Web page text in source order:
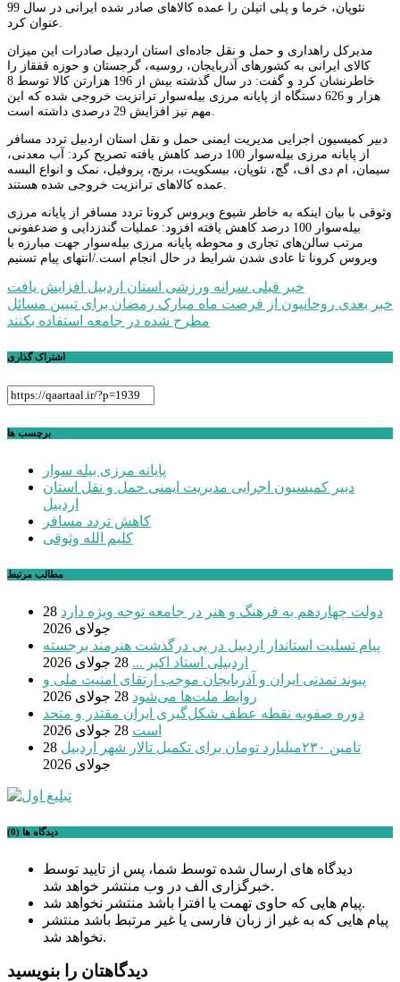
نئوپان، خرما و پلی اتیلن را عمده کالاهای صادر شده ایرانی در سال 99
مدیرکل راهداری و حمل و نقل جاده‌ای استان اردبیل صادرات این میزان
کالای ایرانی به کشورهای آذربایجان، روسیه، گرجستان و حوزه قفقاز را
خاطرنشان کرد و گفت: در سال گذشته بیش از 196 هزارتن کالا توسط 8
هزار و 626 دستگاه از پایانه مرزی بیله‌سوار ترانزیت خروجی شده که این
دبیر کمیسیون اجرایی مدیریت ایمنی حمل و نقل استان اردبیل تردد مسافر
از پایانه مرزی بیله‌سوار 100 درصد کاهش یافته تصریح کرد: آب معدنی،
سیمان، ام دی اف، گچ، نئوپان، بیسکویت، برنج، پروفیل، نمک و انواع البسه
وثوقی با بیان اینکه به خاطر شیوع ویروس کرونا تردد مسافر از پایانه مرزی
بیله‌سوار 100 درصد کاهش یافته افزود: عملیات گندزدایی و ضدعفونی
مرتب سالن‌های تجاری و محوطه پایانه مرزی بیله‌سوار جهت مبارزه با
ویروس کرونا تا عادی شدن شرایط در حال انجام است./انتهای پیام تسنیم
راهبری
نوشته
خبر قبلی سرانه ورزشی استان اردبیل افزایش یافت
خبر بعدی روحانیون از فرصت ماه مبارک رمضان برای تبیین مسائل
مطرح شده در جامعه استفاده بکنند
اشتراک گذاری
برچسب ها
پایانه مرزی بیله سوار
دبیر کمیسیون اجرایی مدیریت ایمنی حمل و نقل استان
اردبیل
کاهش تردد مسافر
کلیم الله وثوقی
مطالب مرتبط
دولت چهاردهم به فرهنگ و هنر در جامعه توجه ویژه دارد 28
جولای 2026
پیام تسلیت استاندار اردبیل در پی درگذشت هنرمند برجسته
اردبیلی استاد اکبر ... 28 جولای 2026
پیوند تمدنی ایران و آذربایجان موجب ارتقای امنیت ملی و
روابط ملت‌ها می‌شود 28 جولای 2026
دوره صفویه نقطه عطف شکل‌گیری ایران مقتدر و متحد
است 28 جولای 2026
تامین ۲۳۰میلیارد تومان برای تکمیل تالار شهر اردبیل
28
جولای 2026
دیدگاه ها (0)
دیدگاه های ارسال شده توسط شما، پس از تایید توسط
خبرگزاری الف در وب منتشر خواهد شد.
پیام هایی که حاوی تهمت یا افترا باشد منتشر نخواهد شد.
پیام هایی که به غیر از زبان فارسی یا غیر مرتبط باشد منتشر
نخواهد شد.
دیدگاهتان را بنویسید